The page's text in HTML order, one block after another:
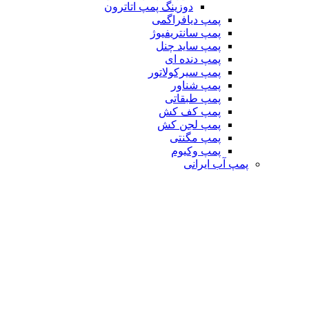
دوزینگ پمپ اتاترون
پمپ دیافراگمی
پمپ سانتریفیوژ
پمپ ساید چنل
پمپ دنده ای
پمپ سیرکولاتور
پمپ شناور
پمپ طبقاتی
پمپ کف کش
پمپ لجن کش
پمپ مگنتی
پمپ وکیوم
پمپ آب ایرانی